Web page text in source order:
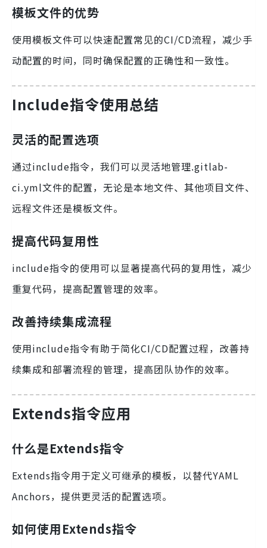
模板文件的优势
使用模板文件可以快速配置常见的CI/CD流程，减少手
动配置的时间，同时确保配置的正确性和一致性。
Include指令使用总结
灵活的配置选项
通过include指令，我们可以灵活地管理.gitlab-
ci.yml文件的配置，无论是本地文件、其他项目文件、
远程文件还是模板文件。
提高代码复用性
include指令的使用可以显著提高代码的复用性，减少
重复代码，提高配置管理的效率。
改善持续集成流程
使用include指令有助于简化CI/CD配置过程，改善持
续集成和部署流程的管理，提高团队协作的效率。
Extends指令应用
什么是Extends指令
Extends指令用于定义可继承的模板，以替代YAML
Anchors，提供更灵活的配置选项。
如何使用Extends指令